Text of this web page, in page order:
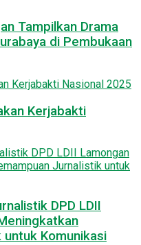
Tampilkan Drama
di Pembukaan
Kerjabakti
DPD LDII
Komunikasi